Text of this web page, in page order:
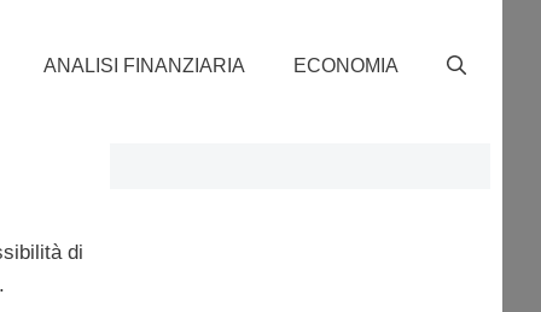
ANALISI FINANZIARIA ECONOMIA
di